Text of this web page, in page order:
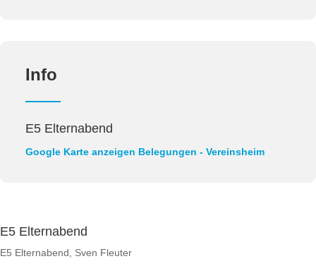
Info
E5 Elternabend
Google Karte anzeigen Belegungen - Vereinsheim
E5 Elternabend
E5 Elternabend, Sven Fleuter